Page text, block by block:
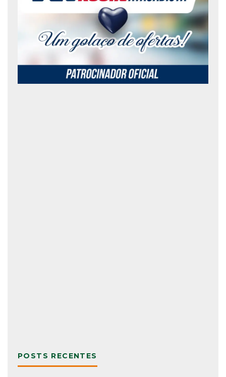
POSTS RECENTES